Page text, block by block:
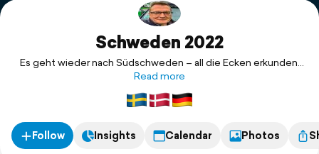
SupportSchweden 2022
Es geht wieder nach Südschweden – all die Ecken erkunden,
die wir 2019 noch nicht gesehen haben. Sommer in Schweden,
wir kommen.
Read more
Follow Insights Calendar Photos